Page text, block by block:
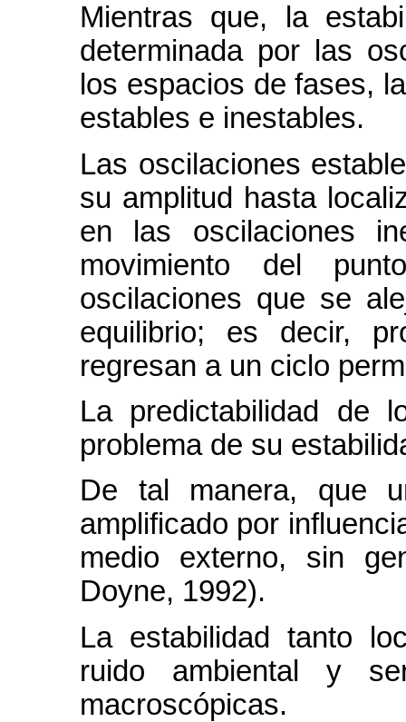
Mientras que, la
determinada por las
los espacios de fases,
estables e inestables.
Las oscilaciones
su amplitud hasta
en las oscilaciones
movimiento del
oscilaciones que se
equilibrio; es decir,
regresan a un ciclo
La predictabilidad de
problema de su
De tal manera, que u
amplificado por
medio externo, sin
Doyne, 1992).
La estabilidad tanto
ruido ambiental y
macroscópicas.